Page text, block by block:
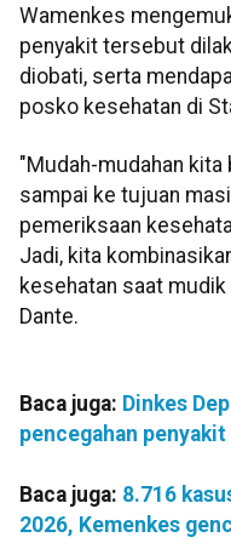
Wamenkes
penyakit tersebut
diobati, serta
posko kesehatan di
"Mudah-mudahan kita
sampai ke tujuan
pemeriksaan
Jadi, kita
kesehatan saat mudik
Dante.
Baca juga: Dinkes
pencegahan penyakit
Baca juga: 8.716
2026, Kemenkes